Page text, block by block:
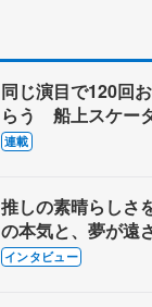
同じ演目で120回
らう 船上スケー
とは 影響あった
連載
推しの素晴らしさ
の本気と、夢が遠
田真凜の覚悟
インタビュー